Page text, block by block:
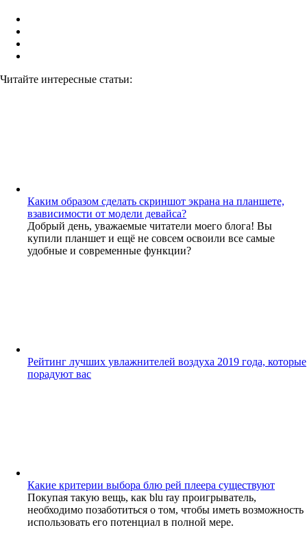
Читайте интересные статьи:
Каким образом сделать скриншот экрана на планшете,
взависимости от модели девайса?
Добрый день, уважаемые читатели моего блога! Вы
купили планшет и ещё не совсем освоили все самые
удобные и современные функции?
Рейтинг лучших увлажнителей воздуха 2019 года, которые
порадуют вас
Какие критерии выбора блю рей плеера существуют
Покупая такую вещь, как blu ray проигрыватель,
необходимо позаботиться о том, чтобы иметь возможность
использовать его потенциал в полной мере.